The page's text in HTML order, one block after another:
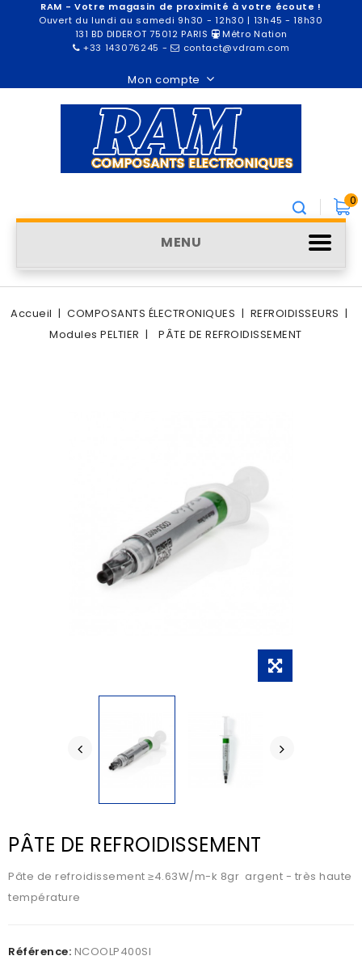
RAM - Votre magasin de proximité à votre écoute !
Ouvert du lundi au samedi 9h30 - 12h30 | 13h45 - 18h30
131 BD DIDEROT 75012 PARIS
Métro Nation
+33 143076245 - contact@vdram.com
Mon compte
0
MENU
Accueil COMPOSANTS ÉLECTRONIQUES
REFROIDISSEURS
Modules PELTIER
PÂTE DE REFROIDISSEMENT
PÂTE DE REFROIDISSEMENT
Pâte de refroidissement ≥4.63W/m-k 8gr argent - très haute
température
Référence: NCOOLP400SI